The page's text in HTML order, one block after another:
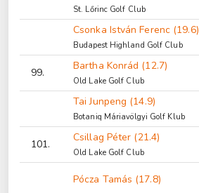
St. Lőrinc Golf Club
Csonka István Ferenc (19.6)
Budapest Highland Golf Club
99.
Bartha Konrád (12.7)
Old Lake Golf Club
Tai Junpeng (14.9)
Botaniq Máriavölgyi Golf Klub
101.
Csillag Péter (21.4)
Old Lake Golf Club
Pócza Tamás (17.8)